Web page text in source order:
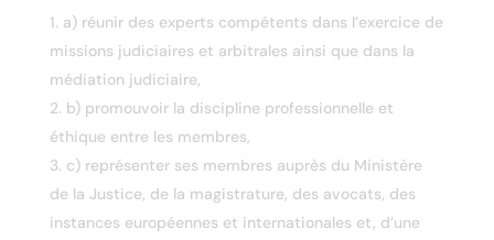
a) réunir des experts compétents dans l’exercice de
missions judiciaires et arbitrales ainsi que dans la
médiation judiciaire,
b) promouvoir la discipline professionnelle et
éthique entre les membres,
c) représenter ses membres auprès du Ministère
de la Justice, de la magistrature, des avocats, des
instances européennes et internationales et, d’une